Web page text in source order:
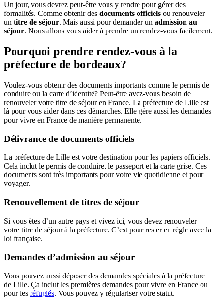
Un jour, vous devrez peut-être vous y rendre pour gérer des
formalités. Comme obtenir des documents officiels ou renouveler
un titre de séjour. Mais aussi pour demander un admission au
séjour. Nous allons vous aider à prendre un rendez-vous facilement.
Pourquoi prendre rendez-vous à la
préfecture de bordeaux?
Voulez-vous obtenir des documents importants comme le permis de
conduire ou la carte d’identité? Peut-être avez-vous besoin de
renouveler votre titre de séjour en France. La préfecture de Lille est
là pour vous aider dans ces démarches. Elle gère aussi les demandes
pour vivre en France de manière permanente.
Délivrance de documents officiels
La préfecture de Lille est votre destination pour les papiers officiels.
Cela inclut le permis de conduire, le passeport et la carte grise. Ces
documents sont très importants pour votre vie quotidienne et pour
voyager.
Renouvellement de titres de séjour
Si vous êtes d’un autre pays et vivez ici, vous devez renouveler
votre titre de séjour à la préfecture. C’est pour rester en règle avec la
loi française.
Demandes d’admission au séjour
Vous pouvez aussi déposer des demandes spéciales à la préfecture
de Lille. Ça inclut les premières demandes pour vivre en France ou
pour les réfugiés. Vous pouvez y régulariser votre statut.